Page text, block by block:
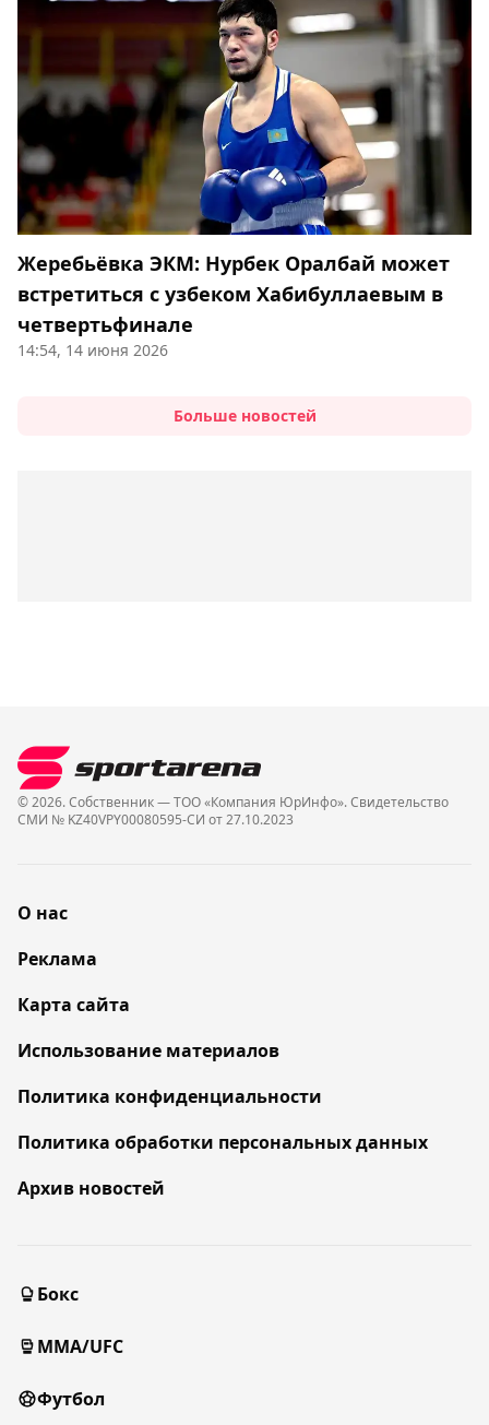
Жеребьёвка ЭКМ: Нурбек Оралбай может
встретиться с узбеком Хабибуллаевым в
четвертьфинале
14:54, 14 июня 2026
Больше новостей
© 2026. Собственник — ТОО «Компания ЮрИнфо». Cвидетельство
СМИ № KZ40VPY00080595-СИ от 27.10.2023
О нас
Реклама
Карта сайта
Использование материалов
Политика конфиденциальности
Политика обработки персональных данных
Архив новостей
Бокс
MMA/UFC
Футбол